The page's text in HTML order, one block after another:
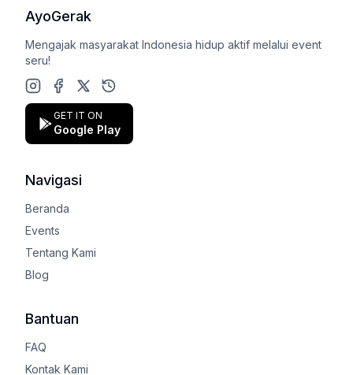
AyoGerak
Mengajak masyarakat Indonesia hidup aktif melalui event
seru!
Instagram
Facebook
X (Twitter)
Google Play Store
GET IT ON
Google Play
Navigasi
Beranda
Events
Tentang Kami
Blog
Bantuan
FAQ
Kontak Kami